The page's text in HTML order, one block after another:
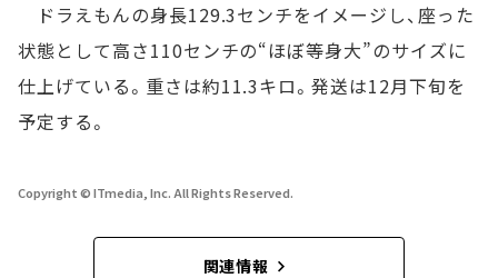
ドラえもんの身長129.3センチをイメージし、座った
状態として高さ110センチの“ほぼ等身大”のサイズに
仕上げている。重さは約11.3キロ。発送は12月下旬を
予定する。
Copyright © ITmedia, Inc. All Rights Reserved.
関連情報